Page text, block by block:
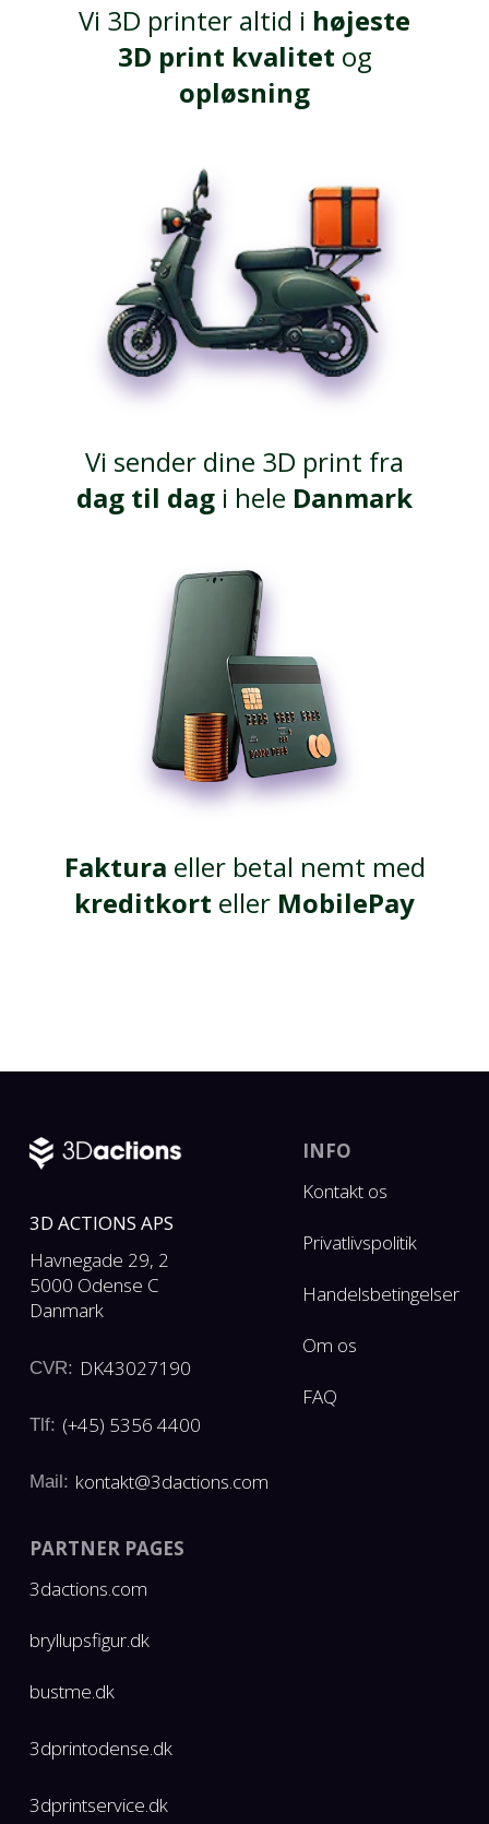
Vi 3D printer altid i højeste
3D print kvalitet og
opløsning
Vi sender dine 3D print fra
dag til dag i hele Danmark
Faktura eller betal nemt med
kreditkort eller MobilePay
3D ACTIONS APS
Havnegade 29, 2
5000 Odense C
Danmark
CVR: DK43027190
Tlf: (+45) 5356 4400
Mail: kontakt@3dactions.com
INFO
Kontakt os
Privatlivspolitik
Handelsbetingelser
Om os
FAQ
PARTNER PAGES
3dactions.com
bryllupsfigur.dk
bustme.dk
3dprintodense.dk
3dprintservice.dk